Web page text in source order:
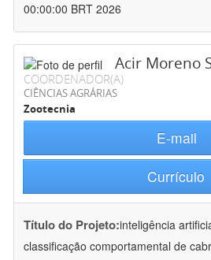
00:00:00 BRT 2026
Acir Moreno
COORDENADOR(A)
CIÊNCIAS AGRÁRIAS
Zootecnia
E-mail
Currículo
Título do Projeto:inteligência
classificação comportamental de